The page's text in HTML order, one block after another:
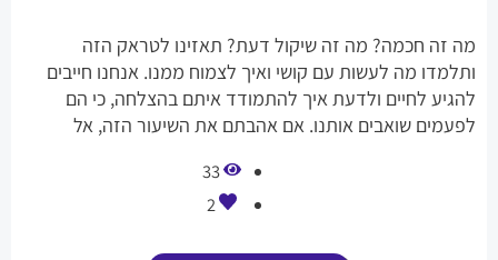
מה זה חכמה? מה זה שיקול דעת? תאזינו לטראק הזה
ותלמדו מה לעשות עם קושי ואיך לצמוח ממנו. אנחנו חייבים
להגיע לחיים ולדעת איך להתמודד איתם בהצלחה, כי הם
לפעמים שואבים אותנו. אם אהבתם את השיעור הזה, אל
33
2